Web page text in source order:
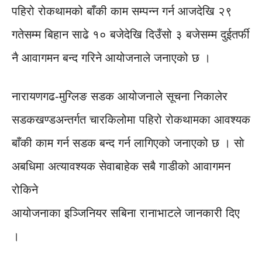
पहिरो रोकथामको बाँकी काम सम्पन्न गर्न आजदेखि २९
गतेसम्म बिहान साढे १० बजेदेखि दिउँसो ३ बजेसम्म दुईतर्फी
नै आवागमन बन्द गरिने आयोजनाले जनाएको छ ।
नारायणगढ-मुग्लिङ सडक आयोजनाले सूचना निकालेर
सडकखण्डअन्तर्गत चारकिलोमा पहिरो रोकथामका आवश्यक
बाँकी काम गर्न सडक बन्द गर्न लागिएको जनाएको छ । साे
अबधिमा अत्यावश्यक सेवाबाहेक सबै गाडीको आवागमन
रोकिने
आयोजनाका इञ्जिनियर सबिना रानाभाटले जानकारी दिए
।